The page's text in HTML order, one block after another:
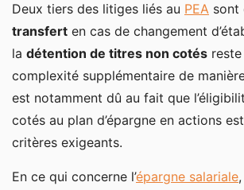
Deux tiers des litiges liés au PEA sont
transfert en cas de changement
la détention de titres non cotés
complexité supplémentaire de
est notamment dû au fait que
cotés au plan d’épargne en actions
critères exigeants.
En ce qui concerne l’épargne salariale